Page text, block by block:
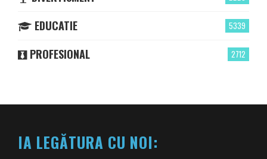
5339
EDUCATIE
2712
PROFESIONAL
IA LEGĂTURA CU NOI: